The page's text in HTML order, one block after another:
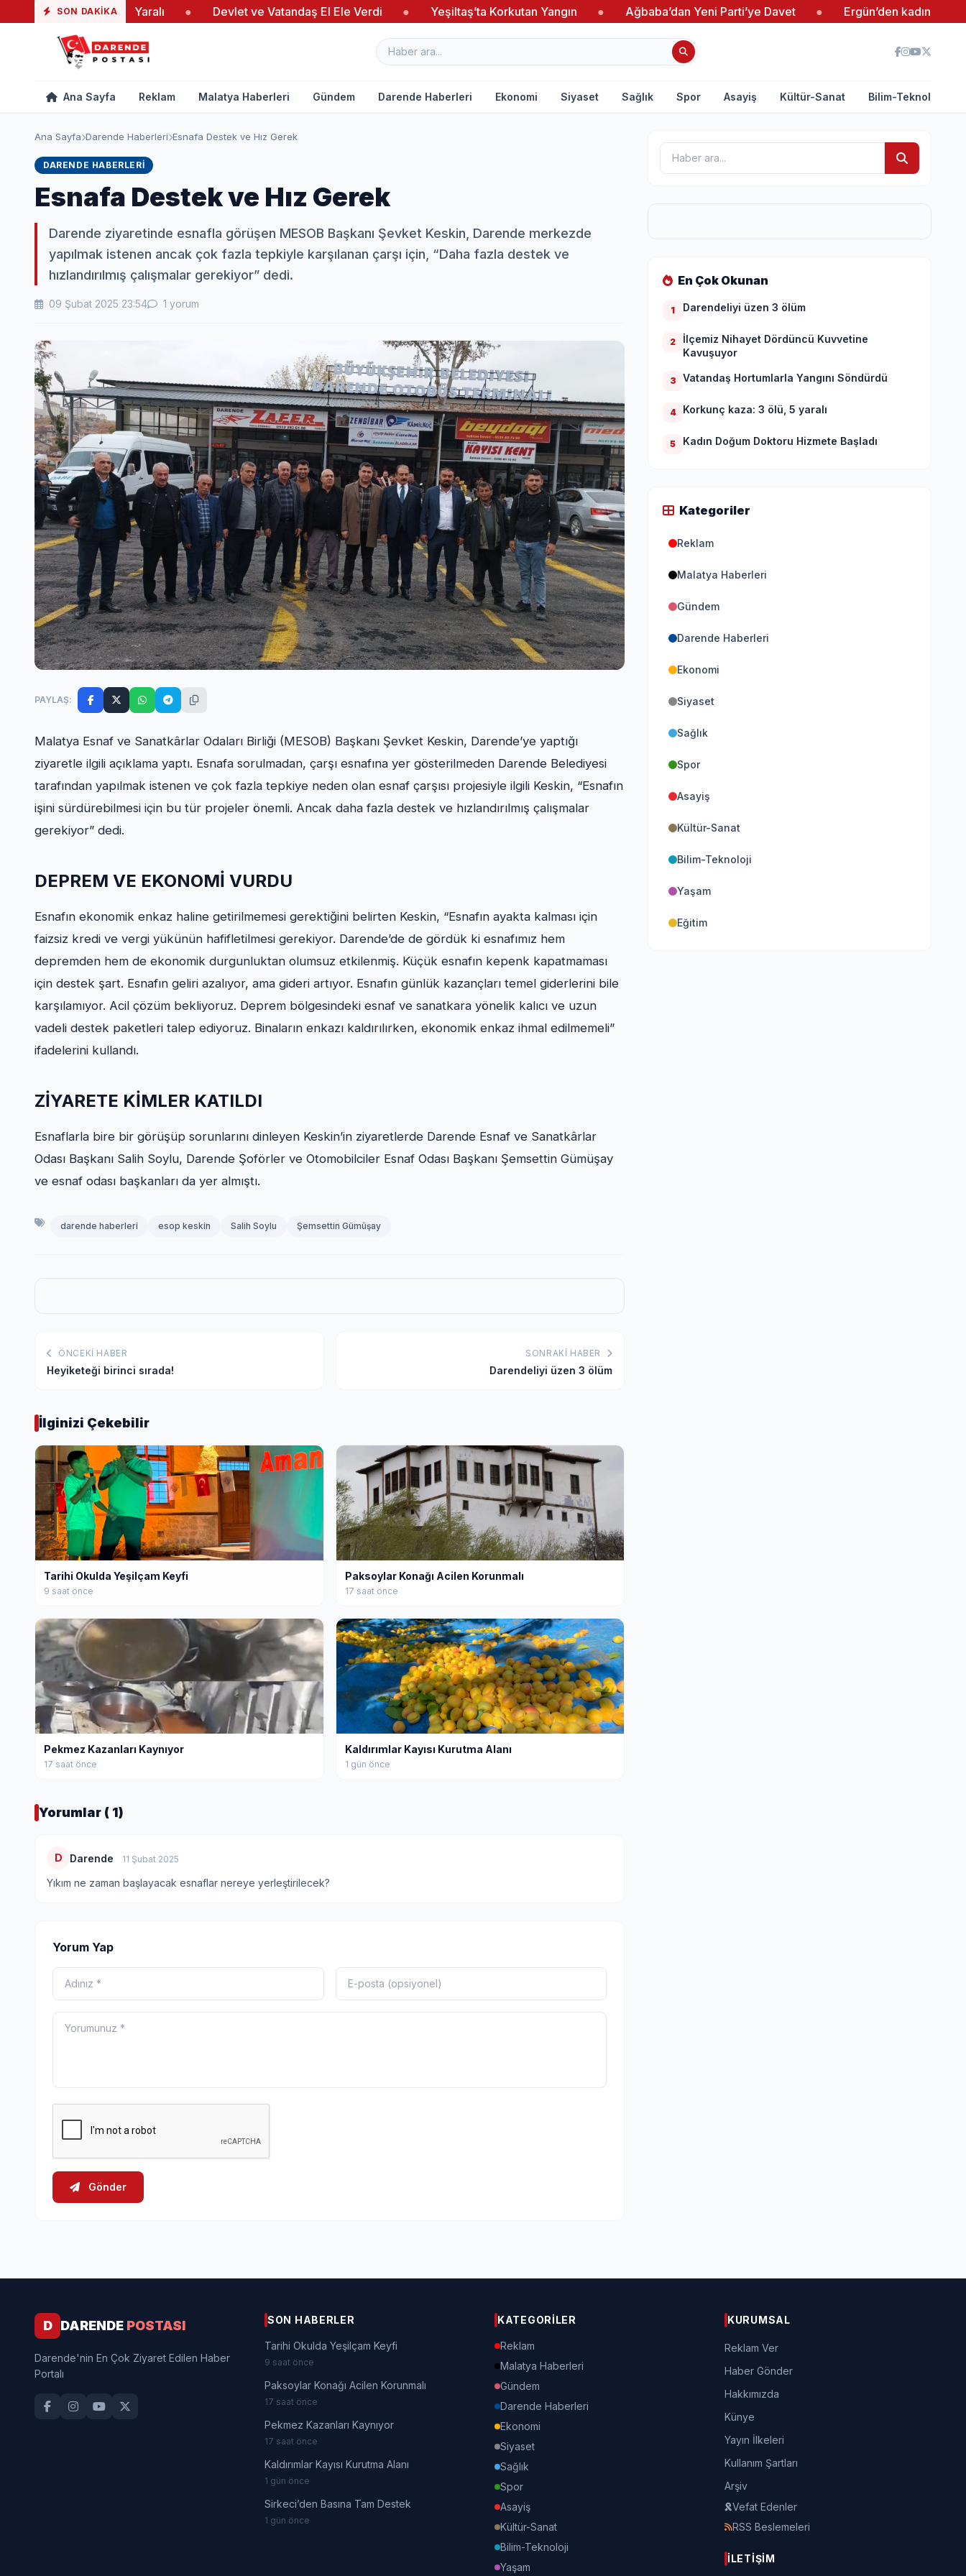
SON DAKIKA
Yangında 19 Yaralı ● Devlet ve Vatandaş El Ele Verdi ● Yeşiltaş’ta Korkutan Yangın ● Ağbaba’dan Yeni Parti’ye Davet ● Ergün’den kadın girişimcilere
Ana Sayfa Reklam Malatya Haberleri Gündem Darende Haberleri Ekonomi Siyaset Sağlık Spor Asayiş Kültür-Sanat Bilim-Teknoloji
Ana Sayfa Darende Haberleri Esnafa Destek ve Hız Gerek
DARENDE HABERLERI
Esnafa Destek ve Hız Gerek
Darende ziyaretinde esnafla görüşen MESOB Başkanı Şevket Keskin, Darende merkezde
yapılmak istenen ancak çok fazla tepkiyle karşılanan çarşı için, “Daha fazla destek ve
hızlandırılmış çalışmalar gerekiyor” dedi.
09 Şubat 2025 23:54 1 yorum
PAYLAŞ:
Malatya Esnaf ve Sanatkârlar Odaları Birliği (MESOB) Başkanı Şevket Keskin, Darende’ye yaptığı
ziyaretle ilgili açıklama yaptı. Esnafa sorulmadan, çarşı esnafına yer gösterilmeden Darende Belediyesi
tarafından yapılmak istenen ve çok fazla tepkiye neden olan esnaf çarşısı projesiyle ilgili Keskin, “Esnafın
işini sürdürebilmesi için bu tür projeler önemli. Ancak daha fazla destek ve hızlandırılmış çalışmalar
gerekiyor” dedi.
DEPREM VE EKONOMİ VURDU
Esnafın ekonomik enkaz haline getirilmemesi gerektiğini belirten Keskin, “Esnafın ayakta kalması için
faizsiz kredi ve vergi yükünün hafifletilmesi gerekiyor. Darende’de de gördük ki esnafımız hem
depremden hem de ekonomik durgunluktan olumsuz etkilenmiş. Küçük esnafın kepenk kapatmaması
için destek şart. Esnafın geliri azalıyor, ama gideri artıyor. Esnafın günlük kazançları temel giderlerini bile
karşılamıyor. Acil çözüm bekliyoruz. Deprem bölgesindeki esnaf ve sanatkara yönelik kalıcı ve uzun
vadeli destek paketleri talep ediyoruz. Binaların enkazı kaldırılırken, ekonomik enkaz ihmal edilmemeli”
ifadelerini kullandı.
ZİYARETE KİMLER KATILDI
Esnaflarla bire bir görüşüp sorunlarını dinleyen Keskin’in ziyaretlerde Darende Esnaf ve Sanatkârlar
Odası Başkanı Salih Soylu, Darende Şoförler ve Otomobilciler Esnaf Odası Başkanı Şemsettin Gümüşay
ve esnaf odası başkanları da yer almıştı.
darende haberleri esop keskin Salih Soylu Şemsettin Gümüşay
ÖNCEKI HABER
Heyiketeği birinci sırada!
SONRAKI HABER
Darendeliyi üzen 3 ölüm
İlginizi Çekebilir
Tarihi Okulda Yeşilçam Keyfi
9 saat önce
Paksoylar Konağı Acilen Korunmalı
17 saat önce
Pekmez Kazanları Kaynıyor
17 saat önce
Kaldırımlar Kayısı Kurutma Alanı
1 gün önce
Yorumlar ( 1)
D Darende 11 Şubat 2025
Yıkım ne zaman başlayacak esnaflar nereye yerleştirilecek?
Yorum Yap
Gönder
En Çok Okunan
1 Darendeliyi üzen 3 ölüm
2
İlçemiz Nihayet Dördüncü Kuvvetine
Kavuşuyor
3 Vatandaş Hortumlarla Yangını Söndürdü
4 Korkunç kaza: 3 ölü, 5 yaralı
5 Kadın Doğum Doktoru Hizmete Başladı
Kategoriler
Reklam
Malatya Haberleri
Gündem
Darende Haberleri
Ekonomi
Siyaset
Sağlık
Spor
Asayiş
Kültür-Sanat
Bilim-Teknoloji
Yaşam
Eğitim
D DARENDE POSTASI
Darende'nin En Çok Ziyaret Edilen Haber
Portalı
SON HABERLER
Tarihi Okulda Yeşilçam Keyfi
9 saat önce
Paksoylar Konağı Acilen Korunmalı
17 saat önce
Pekmez Kazanları Kaynıyor
17 saat önce
Kaldırımlar Kayısı Kurutma Alanı
1 gün önce
Sirkeci’den Basına Tam Destek
1 gün önce
KATEGORILER
Reklam
Malatya Haberleri
Gündem
Darende Haberleri
Ekonomi
Siyaset
Sağlık
Spor
Asayiş
Kültür-Sanat
Bilim-Teknoloji
Yaşam
KURUMSAL
Reklam Ver
Haber Gönder
Hakkımızda
Künye
Yayın İlkeleri
Kullanım Şartları
Arşiv
Vefat Edenler
RSS Beslemeleri
İLETIŞIM